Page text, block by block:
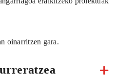
oinarritzen gara.